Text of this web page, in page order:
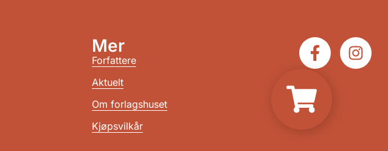
Mer
Forfattere
Aktuelt
Om forlagshuset
Kjøpsvilkår